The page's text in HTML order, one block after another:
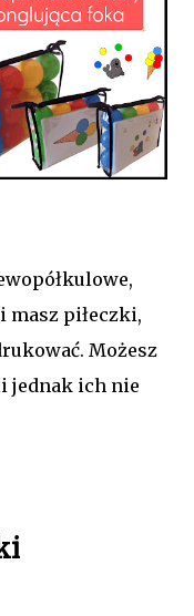
masz piłeczki,
Możesz
jednak ich nie